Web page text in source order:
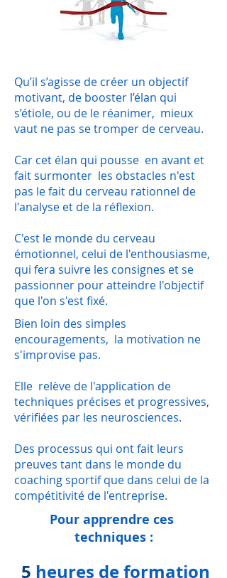
Qu’il s’agisse de créer un objectif
motivant, de booster l’élan qui
s’étiole, ou de le réanimer, mieux
vaut ne pas se tromper de cerveau.
Car cet élan qui pousse en avant et
fait surmonter les obstacles n'est
pas le fait du cerveau rationnel de
l'analyse et de la réflexion.
C'est le monde du cerveau
émotionnel, celui de l'enthousiasme,
qui fera suivre les consignes et se
passionner pour atteindre l'objectif
que l'on s'est fixé.
Bien loin des simples
encouragements, la motivation ne
s'improvise pas.
Elle relève de l'application de
techniques précises et progressives,
vérifiées par les neurosciences.
Des processus qui ont fait leurs
preuves tant dans le monde du
coaching sportif que dans celui de la
compétitivité de l'entreprise.
Pour apprendre ces
techniques :
5 heures de formation